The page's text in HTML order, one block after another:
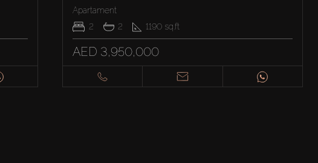
Apartament
2
2 1190 sq.ft
AED 3,950,000